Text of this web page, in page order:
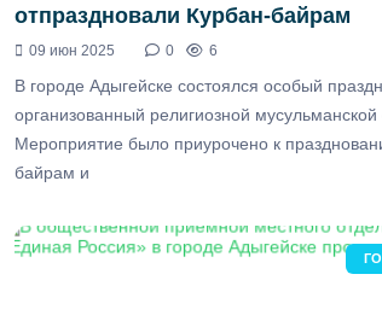
отпраздновали Курбан-байрам
09 июн 2025 0 6
В городе Адыгейске состоялся особый
организованный религиозной
Мероприятие было приурочено к
байрам и